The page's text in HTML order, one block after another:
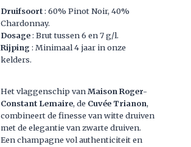
Druifsoort: 60% Pinot Noir, 40%
Chardonnay.
Dosage: Brut tussen 6 en 7 g/l.
Rijping : Minimaal 4 jaar in onze
kelders.
Het vlaggenschip vanMaison Roger-
Constant Lemaire, de Cuvée Trianon,
combineert de finesse van witte druiven
met de elegantie van zwarte druiven.
Een champagne vol authenticiteit en